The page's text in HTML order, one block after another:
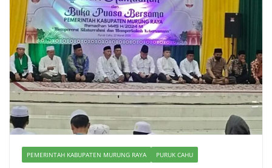
PEMERINTAH KABUPATEN MURUNG RAYA PURUK CAHU